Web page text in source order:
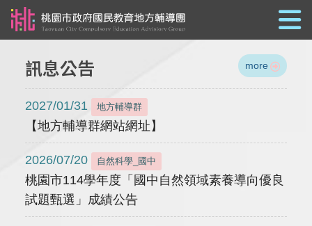
訊息公告 more
2027/01/31 地方輔導群
【地方輔導群網站網址】
2026/07/20 自然科學_國中
桃園市114學年度「國中自然領域素養導向優良
試題甄選」成績公告